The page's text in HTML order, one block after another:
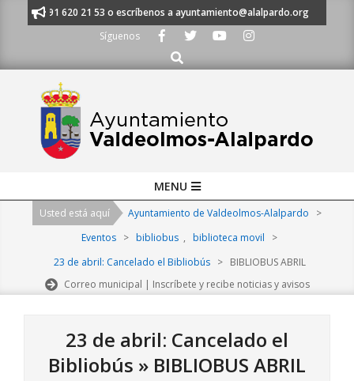
al 91 620 21 53 o escríbenos a ayuntamiento@alalpardo.org
Síguenos
Buscar
Navigation
MENU
Usted está aquí Ayuntamiento de Valdeolmos-Alalpardo
>
Eventos > bibliobus , biblioteca movil
>
23 de abril: Cancelado el Bibliobús
> BIBLIOBUS ABRIL
Correo municipal | Inscríbete y recibe noticias y avisos
23 de abril: Cancelado el
Bibliobús » BIBLIOBUS ABRIL